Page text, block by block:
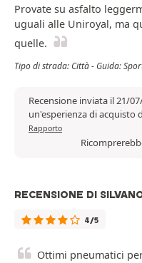
Provate su asfalto
uguali alle Uniroyal, ma
quelle.
Tipo di strada: Città - Guida:
Recensione inviata il 21/
un'esperienza di acquisto
Rapporto
RECENSIONE DI
4/5
Ottimi pneumatici